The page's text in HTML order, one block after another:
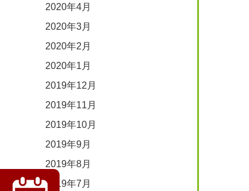
2020年4月
2020年3月
2020年2月
2020年1月
2019年12月
2019年11月
2019年10月
2019年9月
2019年8月
2019年7月